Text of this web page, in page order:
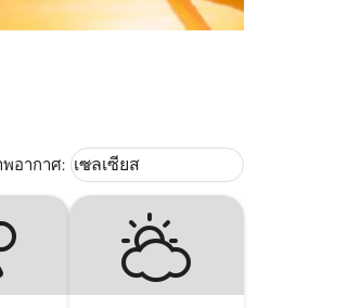
อากาศ: Weather unit option เซลเซียส
เซลเซียส
keyboard_arrow_down